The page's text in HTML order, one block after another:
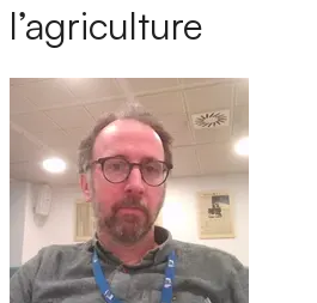
l’agriculture